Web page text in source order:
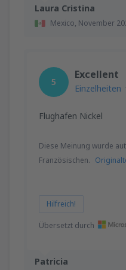
Laura Cristina
Mexico, November
Patricia
5
Excellent
Einzelheiten
Flughafen Nickel
Diese Meinung wurde
Französischen.
Hilfreich!
Übersetzt durch